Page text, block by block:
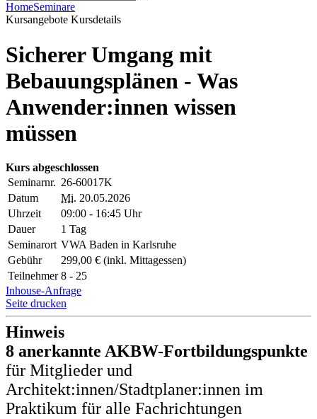
HomeSeminare
Kursangebote Kursdetails
Sicherer Umgang mit
Bebauungsplänen - Was
Anwender:innen wissen
müssen
Kurs abgeschlossen
Seminarnr. 26-60017K
Datum
Mi. 20.05.2026
Uhrzeit
09:00 - 16:45 Uhr
Dauer
1 Tag
Seminarort VWA Baden in Karlsruhe
Gebühr
299,00 € (inkl. Mittagessen)
Teilnehmer 8 - 25
Inhouse-Anfrage
Seite drucken
Hinweis
8 anerkannte AKBW-Fortbildungspunkte
für Mitglieder und
Architekt:innen/Stadtplaner:innen im
Praktikum für alle Fachrichtungen